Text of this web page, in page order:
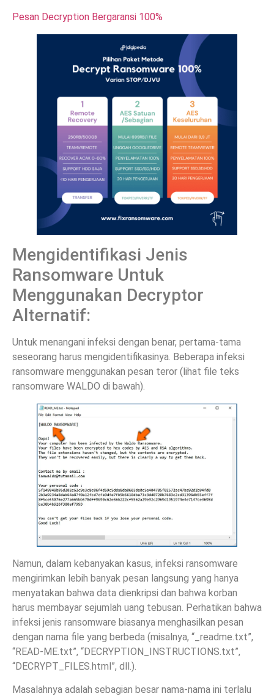
Pesan Decryption Bergaransi 100%
Mengidentifikasi Jenis
Ransomware Untuk
Menggunakan Decryptor
Alternatif:
Untuk menangani infeksi dengan benar, pertama-tama
seseorang harus mengidentifikasinya. Beberapa infeksi
ransomware menggunakan pesan teror (lihat file teks
ransomware WALDO di bawah).
Namun, dalam kebanyakan kasus, infeksi ransomware
mengirimkan lebih banyak pesan langsung yang hanya
menyatakan bahwa data dienkripsi dan bahwa korban
harus membayar sejumlah uang tebusan. Perhatikan bahwa
infeksi jenis ransomware biasanya menghasilkan pesan
dengan nama file yang berbeda (misalnya, “_readme.txt”,
“READ-ME.txt”, “DECRYPTION_INSTRUCTIONS.txt”,
“DECRYPT_FILES.html”, dll.).
Masalahnya adalah sebagian besar nama-nama ini terlalu